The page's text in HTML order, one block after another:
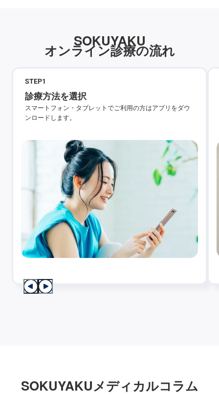
SOKUYAKU
オンライン診療の流れ
STEP1
診療方法を選択
スマートフォン・タブレットでご利用の方はアプリをダウ
ンロードします。
SOKUYAKUメディカルコラム